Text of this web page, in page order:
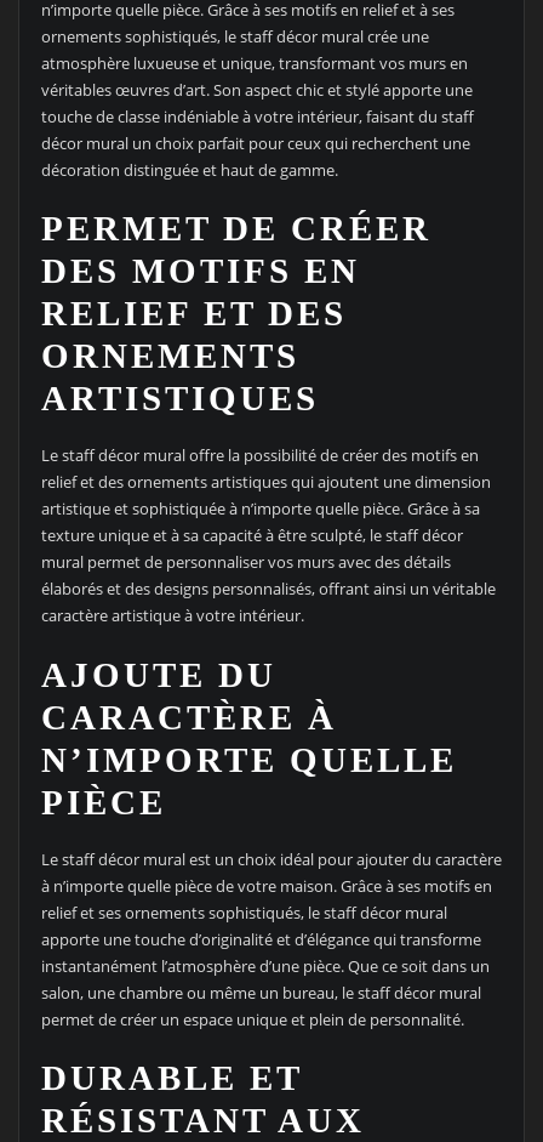
n’importe quelle pièce. Grâce à ses motifs en relief et à ses
ornements sophistiqués, le staff décor mural crée une
atmosphère luxueuse et unique, transformant vos murs en
véritables œuvres d’art. Son aspect chic et stylé apporte une
touche de classe indéniable à votre intérieur, faisant du staff
décor mural un choix parfait pour ceux qui recherchent une
décoration distinguée et haut de gamme.
PERMET DE CRÉER
DES MOTIFS EN
RELIEF ET DES
ORNEMENTS
ARTISTIQUES
Le staff décor mural offre la possibilité de créer des motifs en
relief et des ornements artistiques qui ajoutent une dimension
artistique et sophistiquée à n’importe quelle pièce. Grâce à sa
texture unique et à sa capacité à être sculpté, le staff décor
mural permet de personnaliser vos murs avec des détails
élaborés et des designs personnalisés, offrant ainsi un véritable
caractère artistique à votre intérieur.
AJOUTE DU
CARACTÈRE À
N’IMPORTE QUELLE
PIÈCE
Le staff décor mural est un choix idéal pour ajouter du caractère
à n’importe quelle pièce de votre maison. Grâce à ses motifs en
relief et ses ornements sophistiqués, le staff décor mural
apporte une touche d’originalité et d’élégance qui transforme
instantanément l’atmosphère d’une pièce. Que ce soit dans un
salon, une chambre ou même un bureau, le staff décor mural
permet de créer un espace unique et plein de personnalité.
DURABLE ET
RÉSISTANT AUX